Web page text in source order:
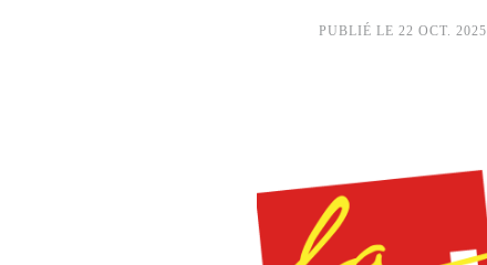
PUBLIÉ LE 22 OCT. 2025